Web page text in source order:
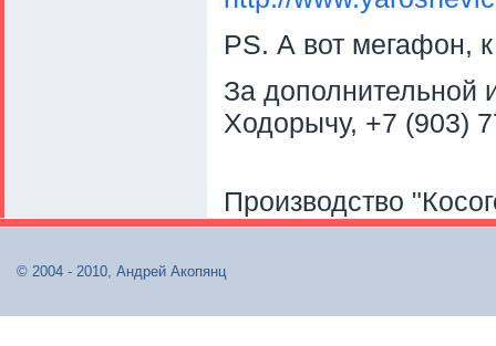
PS. А вот мегафон,
За
Ходорычу, +7 (903)
Производство
© 2004 - 2010, Андрей Акопянц